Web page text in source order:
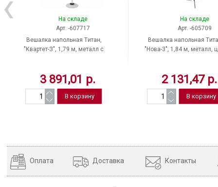
На складе
Арт. -607717
Вешалка напольная Tитан,
"Квартет-З", 1,79 м, металл с
зонтов, Россия
3 891,01 р.
На складе
Арт. -605709
Вешалка напольная
"Нова-3", 1,84 м, металл,
2 131,47 р.
Оплата Доставка Контакты